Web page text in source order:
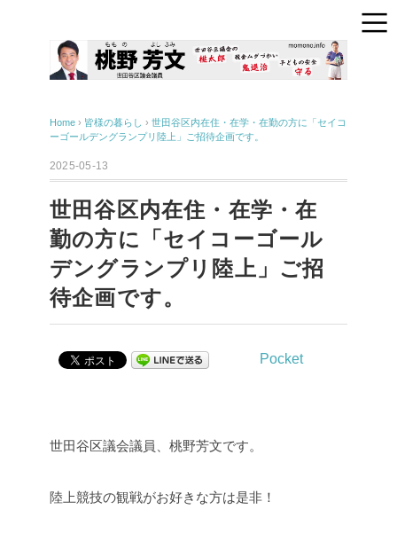
Home › 皆様の暮らし › 世田谷区内在住・在学・在勤の方に「セイコ
ーゴールデングランプリ陸上」ご招待企画です。
2025-05-13
世田谷区内在住・在学・在
勤の方に「セイコーゴール
デングランプリ陸上」ご招
待企画です。
Pocket
世田谷区議会議員、桃野芳文です。
陸上競技の観戦がお好きな方は是非！